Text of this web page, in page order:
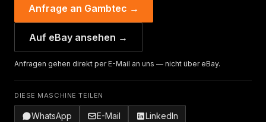
Anfrage an Gambtec →
Auf eBay ansehen →
Anfragen gehen direkt per E-Mail an uns — nicht über eBay.
DIESE MASCHINE TEILEN
WhatsApp E-Mail LinkedIn